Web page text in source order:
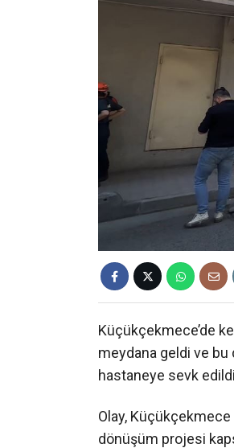
Küçükçekmece’de
meydana geldi ve
hastaneye sevk
Olay,
dönüşüm projesi